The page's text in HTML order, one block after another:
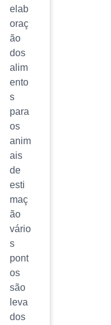
elab
oraç
ão
dos
alim
ento
s
para
os
anim
ais
de
esti
maç
ão
vário
s
pont
os
são
leva
dos